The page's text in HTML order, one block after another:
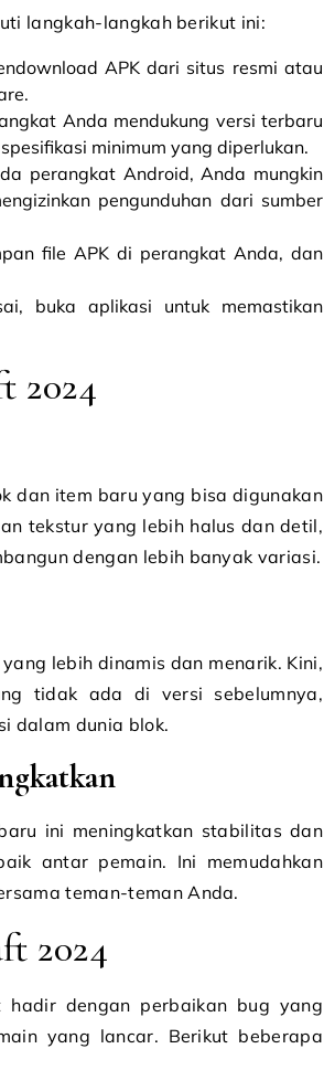
langkah-langkah berikut ini:
APK dari situs resmi atau
Anda mendukung versi terbaru
minimum yang diperlukan.
perangkat Android, Anda mungkin
pengunduhan dari sumber
file APK di perangkat Anda, dan
buka aplikasi untuk memastikan
2024
dan item baru yang bisa digunakan
tekstur yang lebih halus dan detil,
dengan lebih banyak variasi.
lebih dinamis dan menarik. Kini,
tidak ada di versi sebelumnya,
dalam dunia blok.
ini meningkatkan stabilitas dan
antar pemain. Ini memudahkan
teman-teman Anda.
2024
dengan perbaikan bug yang
yang lancar. Berikut beberapa